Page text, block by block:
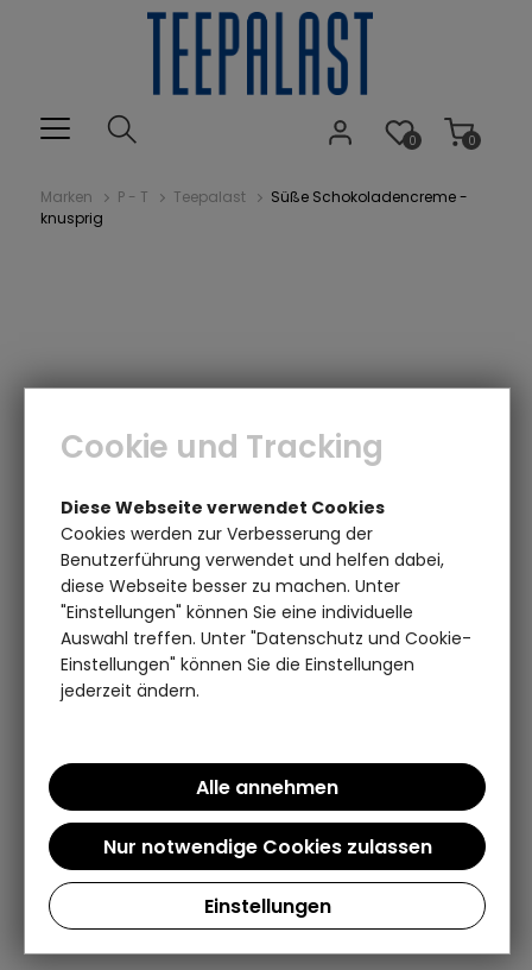
0
0
Marken P - T Teepalast
Süße Schokoladencreme -
knusprig
Cookie und Tracking
Diese Webseite verwendet Cookies
Cookies werden zur Verbesserung der
Benutzerführung verwendet und helfen dabei,
diese Webseite besser zu machen. Unter
"Einstellungen" können Sie eine individuelle
Auswahl treffen. Unter "Datenschutz und Cookie-
Einstellungen" können Sie die Einstellungen
jederzeit ändern.
Einstellungen